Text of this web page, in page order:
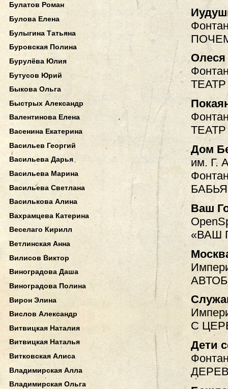
Олеся
Дом
им. Г.
Ваш
«ВАШ
С
Дети
Булатов Роман
Булова Елена
Булыгина Татьяна
Буровская Полина
Бурулёва Юлия
Бутусов Юрий
Быкова Ольга
Быстрых Александр
Валентинова Елена
Васенина Екатерина
Васильев Георгий
Васильева Дарья
Васильева Марина
Васильева Светлана
Василькова Алина
Вахрамцева Катерина
Веселаго Кирилл
Ветлинская Анна
Вилисов Виктор
Виноградова Даша
Виноградова Полина
Вирон Элина
Вислов Александр
Витвицкая Наталия
Витвицкая Наталья
Витковская Алиса
Владимирская Алла
Владимирская Ольга